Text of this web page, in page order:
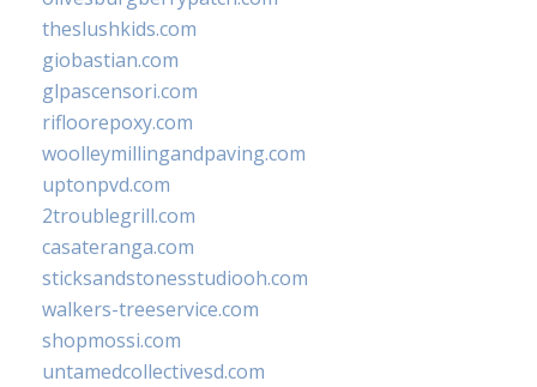
theslushkids.com
giobastian.com
glpascensori.com
rifloorepoxy.com
woolleymillingandpaving.com
uptonpvd.com
2troublegrill.com
casateranga.com
sticksandstonesstudiooh.com
walkers-treeservice.com
shopmossi.com
untamedcollectivesd.com